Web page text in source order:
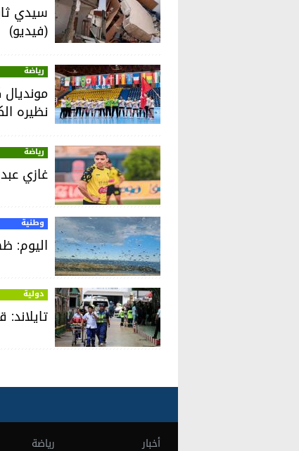
سيدي
(فيديو)
رياضة
نظيره
رياضة
غازي
وطنية
اليوم:
دولية
أخبار
رياضة